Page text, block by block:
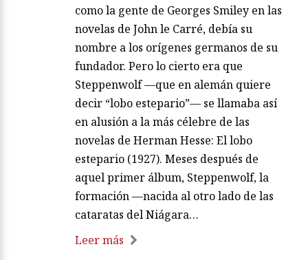
como la gente de Georges Smiley en las
novelas de John le Carré, debía su
nombre a los orígenes germanos de su
fundador. Pero lo cierto era que
Steppenwolf —que en alemán quiere
decir “lobo estepario”— se llamaba así
en alusión a la más célebre de las
novelas de Herman Hesse: El lobo
estepario (1927). Meses después de
aquel primer álbum, Steppenwolf, la
formación —nacida al otro lado de las
cataratas del Niágara…
Leer más